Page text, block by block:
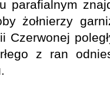
parafialnym
żołnierzy
Czerwonej
z ran